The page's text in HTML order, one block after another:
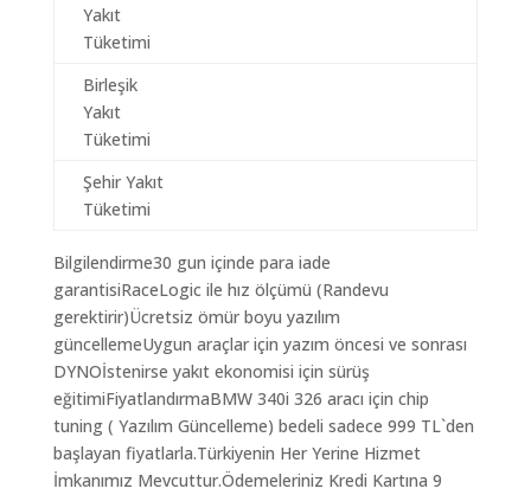
Yakıt
Tüketimi
Birleşik
Yakıt
Tüketimi
Şehir Yakıt
Tüketimi
Bilgilendirme30 gun içinde para iade
garantisiRaceLogic ile hız ölçümü (Randevu
gerektirir)Ücretsiz ömür boyu yazılım
güncellemeUygun araçlar için yazım öncesi ve sonrası
DYNOİstenirse yakıt ekonomisi için sürüş
eğitimiFiyatlandırmaBMW 340i 326 aracı için chip
tuning ( Yazılım Güncelleme) bedeli sadece 999 TL`den
başlayan fiyatlarla.Türkiyenin Her Yerine Hizmet
İmkanımız Mevcuttur.Ödemeleriniz Kredi Kartına 9